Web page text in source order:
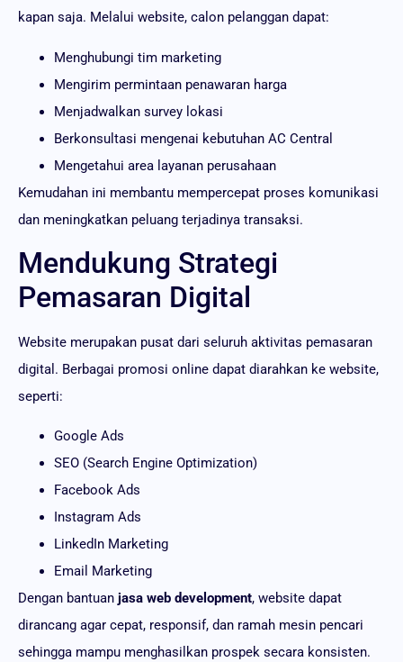
kapan saja. Melalui website, calon pelanggan dapat:
Menghubungi tim marketing
Mengirim permintaan penawaran harga
Menjadwalkan survey lokasi
Berkonsultasi mengenai kebutuhan AC Central
Mengetahui area layanan perusahaan
Kemudahan ini membantu mempercepat proses komunikasi
dan meningkatkan peluang terjadinya transaksi.
Mendukung Strategi
Pemasaran Digital
Website merupakan pusat dari seluruh aktivitas pemasaran
digital. Berbagai promosi online dapat diarahkan ke website,
seperti:
Google Ads
SEO (Search Engine Optimization)
Facebook Ads
Instagram Ads
LinkedIn Marketing
Email Marketing
Dengan bantuan jasa web development, website dapat
dirancang agar cepat, responsif, dan ramah mesin pencari
sehingga mampu menghasilkan prospek secara konsisten.